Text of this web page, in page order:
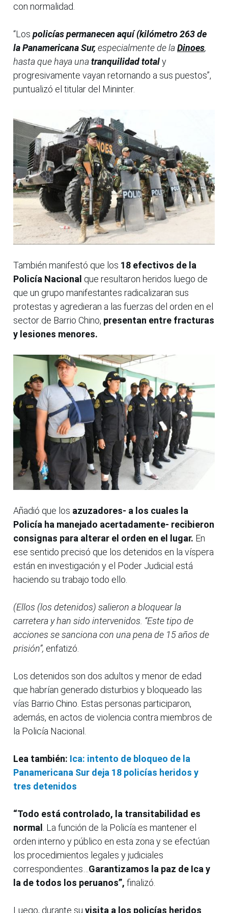
con normalidad.
“Los policías permanecen aquí (kilómetro 263 de
la Panamericana Sur, especialmente de laDinoes,
hasta que haya unatranquilidad totaly
progresivamente vayan retornando a sus puestos”,
puntualizó el titular del Mininter.
También manifestó que los 18 efectivos de la
Policía Nacional que resultaron heridos luego de
que un grupo manifestantes radicalizaran sus
protestas y agredieran a las fuerzas del orden en el
sector de Barrio Chino, presentan entre fracturas
y lesiones menores.
Añadió que los azuzadores- a los cuales la
Policía ha manejado acertadamente- recibieron
consignas para alterar el orden en el lugar. En
ese sentido precisó que los detenidos en la víspera
están en investigación y el Poder Judicial está
haciendo su trabajo todo ello.
(Ellos (los detenidos) salieron a bloquear la
carretera y han sido intervenidos. “Este tipo de
acciones se sanciona con una pena de 15 años de
prisión”, enfatizó.
Los detenidos son dos adultos y menor de edad
que habrían generado disturbios y bloqueado las
vías Barrio Chino. Estas personas participaron,
además, en actos de violencia contra miembros de
la Policía Nacional.
Lea también: Ica: intento de bloqueo de la
Panamericana Sur deja 18 policías heridos y
tres detenidos
“Todo está controlado, la transitabilidad es
normal
. La función de la Policía es mantener el
orden interno y público en esta zona y se efectúan
los procedimientos legales y judiciales
correspondientes… Garantizamos la paz de Ica y
la de todos los peruanos”, finalizó.
Luego, durante su visita a los policías heridos